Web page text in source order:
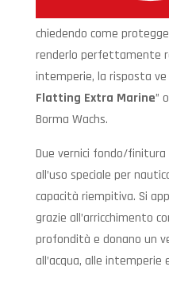
chiedendo come
renderlo perfettamente
intemperie, la risposta ve
Flatting Extra Marine”
Borma Wachs.
Due vernici fondo/finitura
all’uso speciale per
capacità riempitiva. Si
grazie all’arricchimento
profondità e donano un
all’acqua, alle intemperie